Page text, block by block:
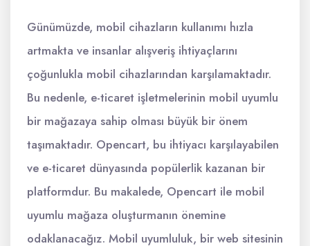
Günümüzde, mobil cihazların kullanımı hızla
artmakta ve insanlar alışveriş ihtiyaçlarını
çoğunlukla mobil cihazlarından karşılamaktadır.
Bu nedenle, e-ticaret işletmelerinin mobil uyumlu
bir mağazaya sahip olması büyük bir önem
taşımaktadır. Opencart, bu ihtiyacı karşılayabilen
ve e-ticaret dünyasında popülerlik kazanan bir
platformdur. Bu makalede, Opencart ile mobil
uyumlu mağaza oluşturmanın önemine
odaklanacağız. Mobil uyumluluk, bir web sitesinin